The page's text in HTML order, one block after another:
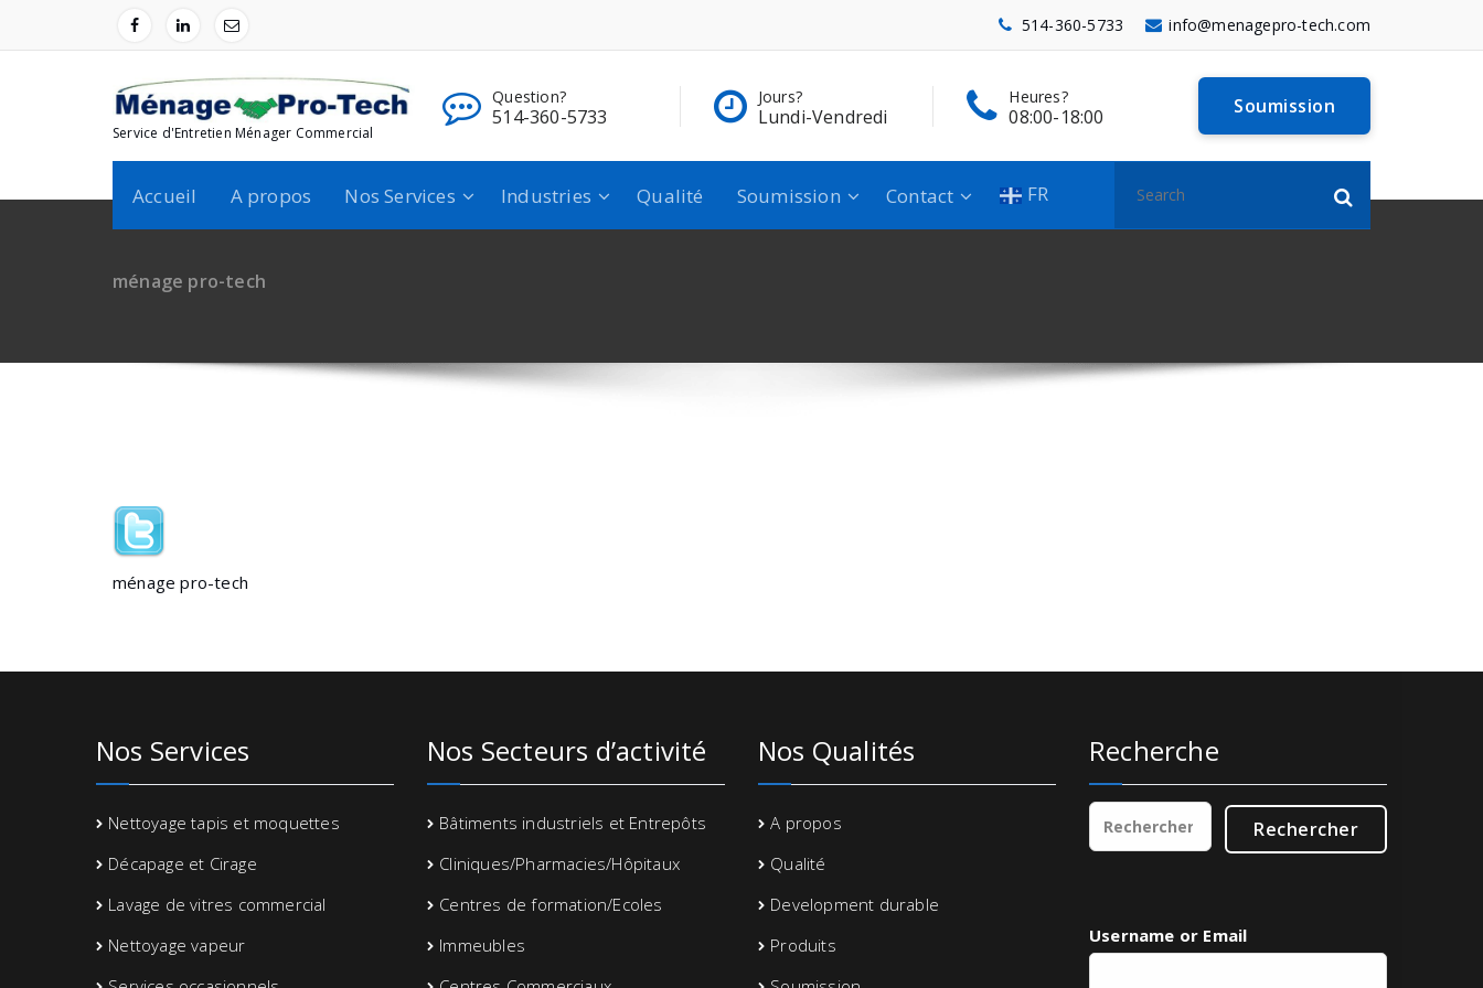
contenu
info@menagepro-tech.com
514-360-5733
Service d'Entretien Ménager Commercial
Qualité?
Certifié Iso 9001
Question?
514-360-5733
Jours?
Lundi-Vendredi
Heures?
08:00-18:00
Qualité?
Certifié Iso 9001
Soumission
Accueil A propos Nos Services Industries Qualité Soumission Contact FR
pour :
ménage pro-tech
ménage pro-tech
Nos Services
Nettoyage tapis et moquettes
Décapage et Cirage
Lavage de vitres commercial
Nettoyage vapeur
Nos Secteurs d’activité
Bâtiments industriels et Entrepôts
Cliniques/Pharmacies/Hôpitaux
Centres de formation/Ecoles
Immeubles
Nos Qualités
A propos
Qualité
Development durable
Produits
Recherche
Rechercher :
Username or Email